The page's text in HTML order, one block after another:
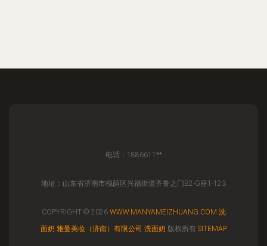
电话：1886611**
地址：山东省济南市槐荫区兴福街道齐鲁之门B2-G座1-123
COPYRIGHT © 2026 WWW.MANYAMEIZHUANG.COM 洗
面奶 雅曼美妆（济南）有限公司 洗面奶 版权所有 SITEMAP